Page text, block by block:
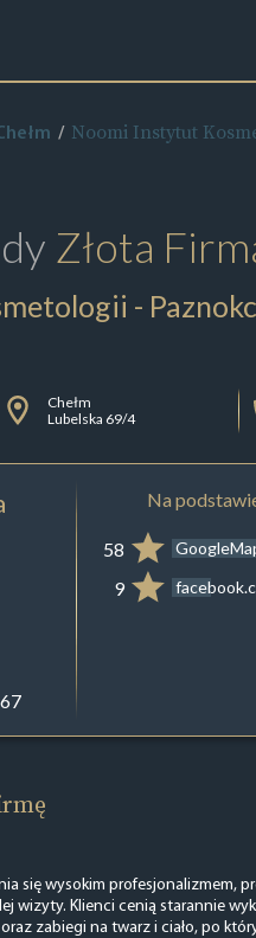
Noomi Instytut
Złota
-
Chełm
Lubelska 69/4
Na
58
9
się wysokim profesjonalizmem,
wizyty. Klienci cenią starannie
zabiegi na twarz i ciało, po